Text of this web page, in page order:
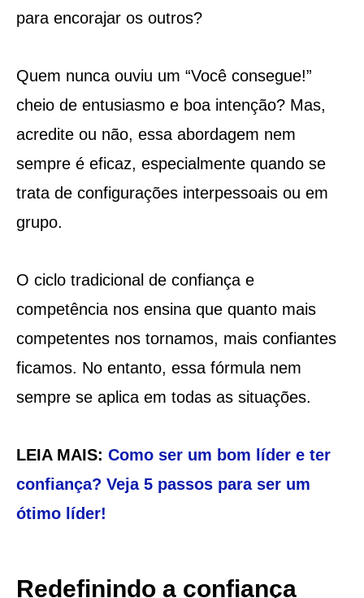
para encorajar os outros?
Quem nunca ouviu um “Você consegue!”
cheio de entusiasmo e boa intenção? Mas,
acredite ou não, essa abordagem nem
sempre é eficaz, especialmente quando se
trata de configurações interpessoais ou em
grupo.
O ciclo tradicional de confiança e
competência nos ensina que quanto mais
competentes nos tornamos, mais confiantes
ficamos. No entanto, essa fórmula nem
sempre se aplica em todas as situações.
LEIA MAIS: Como ser um bom líder e ter
confiança? Veja 5 passos para ser um
ótimo líder!
Redefinindo a confiança